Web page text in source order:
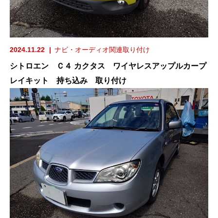
2024.11.22 ナビ・オーディオ関連取り付け
シトロエン Ｃ４ カクタス ワイヤレスアップルカープ
レイキット 持ち込み 取り付け